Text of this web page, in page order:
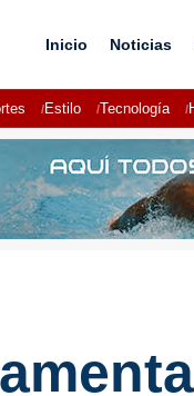
Inicio Noticias
Estilo Tecnología